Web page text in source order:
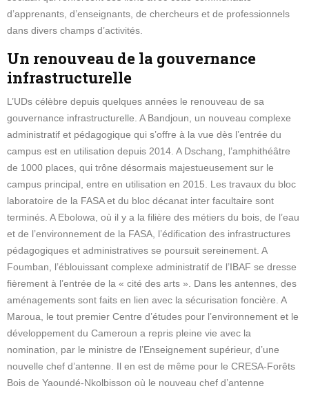
d’apprenants, d’enseignants, de chercheurs et de professionnels
dans divers champs d’activités.
Un renouveau de la gouvernance
infrastructurelle
L’UDs célèbre depuis quelques années le renouveau de sa
gouvernance infrastructurelle. A Bandjoun, un nouveau complexe
administratif et pédagogique qui s’offre à la vue dès l’entrée du
campus est en utilisation depuis 2014. A Dschang, l’amphithéâtre
de 1000 places, qui trône désormais majestueusement sur le
campus principal, entre en utilisation en 2015. Les travaux du bloc
laboratoire de la FASA et du bloc décanat inter facultaire sont
terminés. A Ebolowa, où il y a la filière des métiers du bois, de l’eau
et de l’environnement de la FASA, l’édification des infrastructures
pédagogiques et administratives se poursuit sereinement. A
Foumban, l’éblouissant complexe administratif de l’IBAF se dresse
fièrement à l’entrée de la « cité des arts ». Dans les antennes, des
aménagements sont faits en lien avec la sécurisation foncière. A
Maroua, le tout premier Centre d’études pour l’environnement et le
développement du Cameroun a repris pleine vie avec la
nomination, par le ministre de l’Enseignement supérieur, d’une
nouvelle chef d’antenne. Il en est de même pour le CRESA-Forêts
Bois de Yaoundé-Nkolbisson où le nouveau chef d’antenne